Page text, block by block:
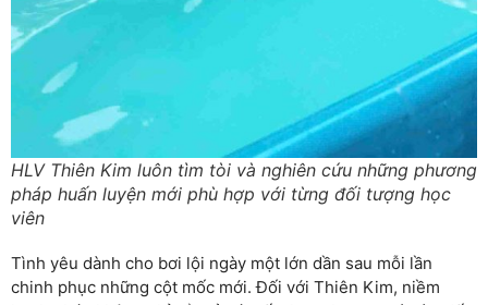
HLV Thiên Kim luôn tìm tòi và nghiên cứu những phương
pháp huấn luyện mới phù hợp với từng đối tượng học
viên
Tình yêu dành cho bơi lội ngày một lớn dần sau mỗi lần
chinh phục những cột mốc mới. Đối với Thiên Kim, niềm